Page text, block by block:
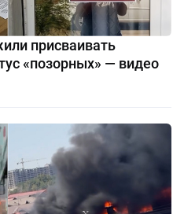
присваивать
«позорных» — видео